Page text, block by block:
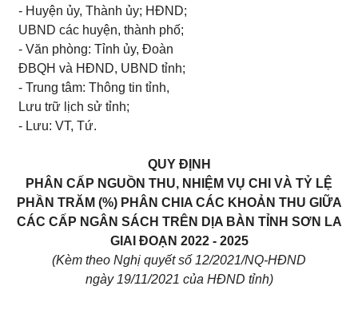
- Huyện ủy, Thành ủy; HĐND;
UBND các huyện, thành phố;
- Văn phòng: Tỉnh ủy, Đoàn
ĐBQH và HĐND, UBND tỉnh;
- Trung tâm: Thông tin tỉnh,
Lưu trữ lịch sử tỉnh;
- Lưu: VT, Tứ.
QUY ĐỊNH
PHÂN CẤP NGUỒN THU, NHIỆM VỤ CHI VÀ TỶ LỆ
PHẦN TRĂM (%) PHÂN CHIA CÁC KHOẢN THU GIỮA
CÁC CẤP NGÂN SÁCH TRÊN DỊA BÀN TỈNH SƠN LA
GIAI ĐOẠN 2022 - 2025
(Kèm theo Nghị quyết số 12/2021/NQ-HĐND
ngày 19/11/2021 của HĐND tỉnh)